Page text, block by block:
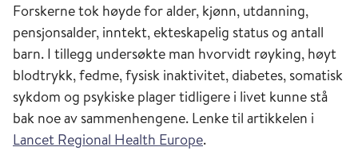
Forskerne tok høyde for alder, kjønn, utdanning,
pensjonsalder, inntekt, ekteskapelig status og antall
barn. I tillegg undersøkte man hvorvidt røyking, høyt
blodtrykk, fedme, fysisk inaktivitet, diabetes, somatisk
sykdom og psykiske plager tidligere i livet kunne stå
bak noe av sammenhengene. Lenke til artikkelen i
Lancet Regional Health Europe.